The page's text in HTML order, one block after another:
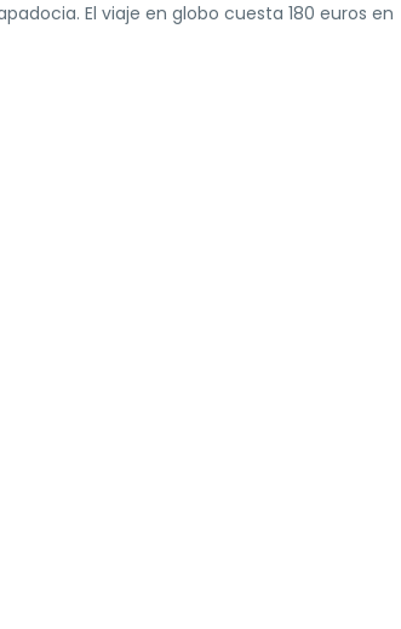
El viaje en globo cuesta 180 euros en